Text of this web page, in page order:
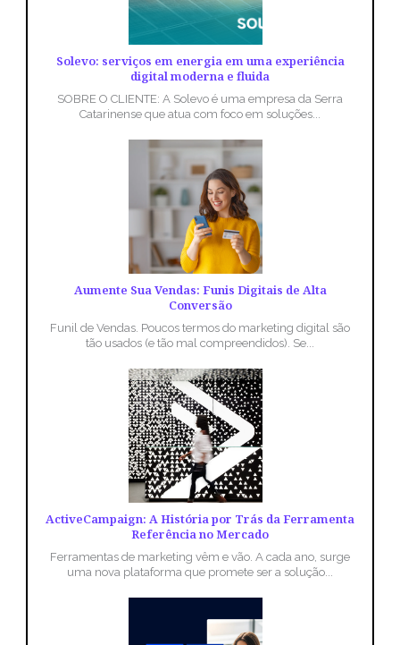
Solevo: serviços em energia em uma experiência
digital moderna e fluida
SOBRE O CLIENTE: A Solevo é uma empresa da Serra
Catarinense que atua com foco em soluções...
Aumente Sua Vendas: Funis Digitais de Alta
Conversão
Funil de Vendas. Poucos termos do marketing digital são
tão usados (e tão mal compreendidos). Se...
ActiveCampaign: A História por Trás da Ferramenta
Referência no Mercado
Ferramentas de marketing vêm e vão. A cada ano, surge
uma nova plataforma que promete ser a solução...